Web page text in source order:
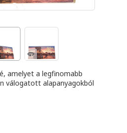
amelyet a legfinomabb
válogatott alapanyagokból